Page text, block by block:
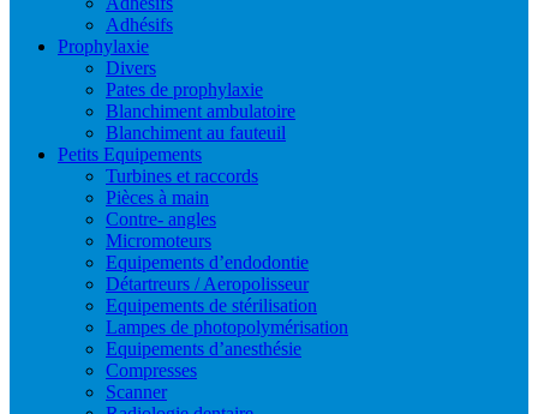
Adhésifs
Prophylaxie
Divers
Pates de prophylaxie
Blanchiment ambulatoire
Blanchiment au fauteuil
Petits Equipements
Turbines et raccords
Pièces à main
Contre- angles
Micromoteurs
Equipements d’endodontie
Détartreurs / Aeropolisseur
Equipements de stérilisation
Lampes de photopolymérisation
Equipements d’anesthésie
Compresses
Scanner